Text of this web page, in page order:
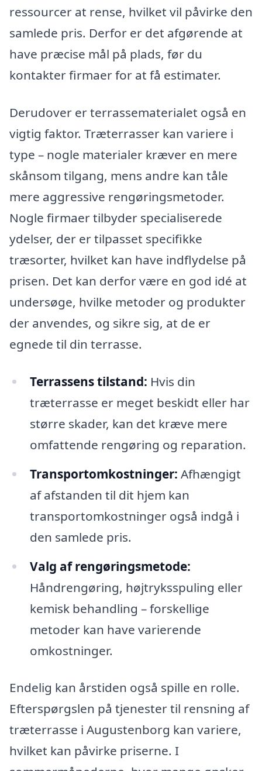
ressourcer at rense, hvilket vil påvirke den
samlede pris. Derfor er det afgørende at
have præcise mål på plads, før du
kontakter firmaer for at få estimater.
Derudover er terrassematerialet også en
vigtig faktor. Træterrasser kan variere i
type – nogle materialer kræver en mere
skånsom tilgang, mens andre kan tåle
mere aggressive rengøringsmetoder.
Nogle firmaer tilbyder specialiserede
ydelser, der er tilpasset specifikke
træsorter, hvilket kan have indflydelse på
prisen. Det kan derfor være en god idé at
undersøge, hvilke metoder og produkter
der anvendes, og sikre sig, at de er
egnede til din terrasse.
Terrassens tilstand: Hvis din
træterrasse er meget beskidt eller har
større skader, kan det kræve mere
omfattende rengøring og reparation.
Transportomkostninger: Afhængigt
af afstanden til dit hjem kan
transportomkostninger også indgå i
den samlede pris.
Valg af rengøringsmetode:
Håndrengøring, højtryksspuling eller
kemisk behandling – forskellige
metoder kan have varierende
omkostninger.
Endelig kan årstiden også spille en rolle.
Efterspørgslen på tjenester til rensning af
træterrasse i Augustenborg kan variere,
hvilket kan påvirke priserne. I